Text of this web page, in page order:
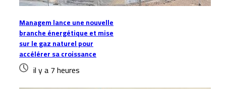
Managem lance une nouvelle
branche énergétique et mise
sur le gaz naturel pour
accélérer sa croissance
il y a 7 heures